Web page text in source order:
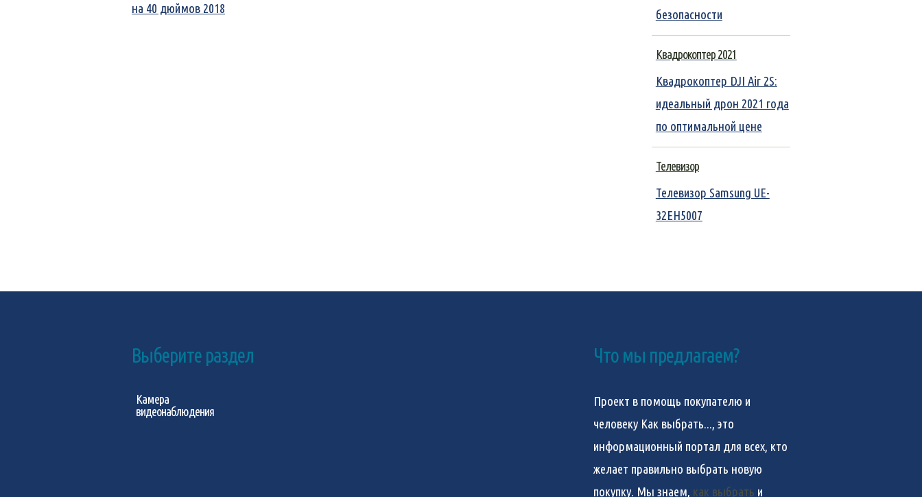
на 40 дюймов 2018
безопасности
Квадрокоптер 2021
Квадрокоптер DJI Air 2S:
идеальный дрон 2021 года
по оптимальной цене
Телевизор
Телевизор Samsung UE-
32EH5007
Выберите раздел
Камера
видеонаблюдения
Что мы предлагаем?
Проект в помощь покупателю и
человеку Как выбрать..., это
информационный портал для всех, кто
желает правильно выбрать новую
покупку. Мы знаем, как выбрать и